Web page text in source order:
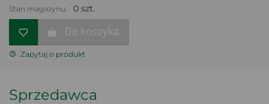
Stan magazynu: 0 szt.
Do koszyka
Zapytaj o produkt
Sprzedawca